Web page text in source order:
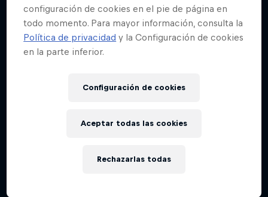
configuración de cookies en el pie de página en
todo momento. Para mayor información, consulta la
Política de privacidad y la Configuración de cookies
en la parte inferior.
Configuración de cookies
Rechazarlas todas
Aceptar todas las cookies